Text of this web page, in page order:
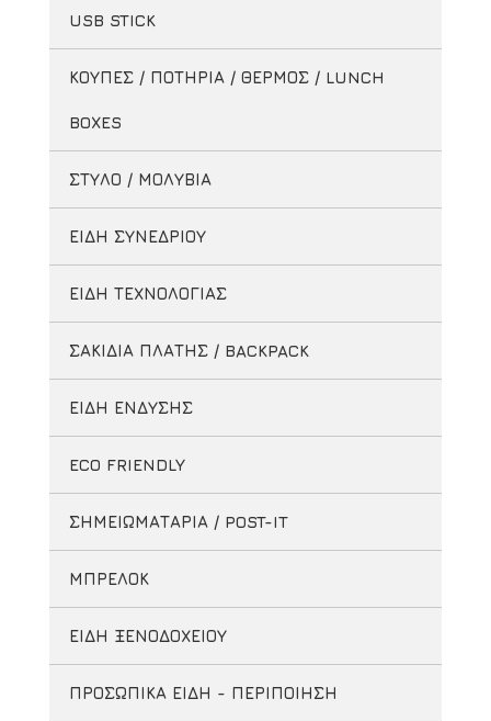
USB STICK
ΚΟΥΠΕΣ / ΠΟΤΗΡΙΑ / ΘΕΡΜΟΣ / LUNCH
BOXES
ΣΤΥΛΟ / ΜΟΛΥΒΙΑ
ΕΙΔΗ ΣΥΝΕΔΡΙΟΥ
ΕΙΔΗ ΤΕΧΝΟΛΟΓΙΑΣ
ΣΑΚΙΔΙΑ ΠΛΑΤΗΣ / BACKPACK
ΕΙΔΗ ΕΝΔΥΣΗΣ
ECO FRIENDLY
ΣΗΜΕΙΩΜΑΤΑΡΙΑ / POST-IT
ΜΠΡΕΛΟΚ
ΕΙΔΗ ΞΕΝΟΔΟΧΕΙΟΥ
ΠΡΟΣΩΠΙΚΑ ΕΙΔΗ - ΠΕΡΙΠΟΙΗΣΗ